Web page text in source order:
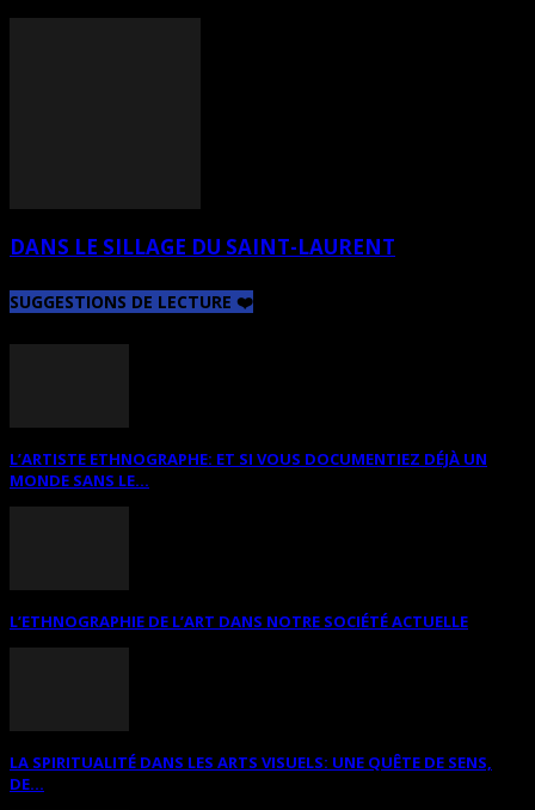
DANS LE SILLAGE DU SAINT-LAURENT
SUGGESTIONS DE LECTURE ❤️
L’ARTISTE ETHNOGRAPHE: ET SI VOUS DOCUMENTIEZ DÉJÀ UN
MONDE SANS LE...
L’ETHNOGRAPHIE DE L’ART DANS NOTRE SOCIÉTÉ ACTUELLE
LA SPIRITUALITÉ DANS LES ARTS VISUELS: UNE QUÊTE DE SENS,
DE...